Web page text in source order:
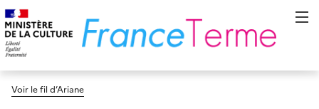
Voir le fil d’Ariane